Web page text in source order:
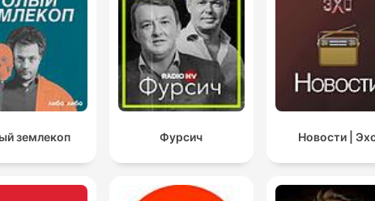
землекоп Фурсич Новости |